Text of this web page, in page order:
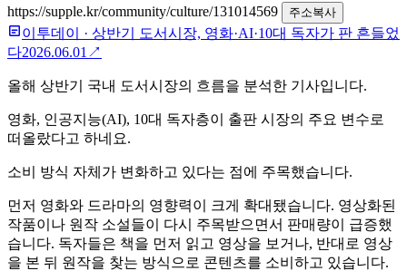
https://supple.kr/community/culture/131014569
주소복사
이투데이 · 상반기 도서시장, 영화·AI·10대 독자가 판 흔들었
다2026.06.01 ↗
올해 상반기 국내 도서시장의 흐름을 분석한 기사입니다.
영화, 인공지능(AI), 10대 독자층이 출판 시장의 주요 변수로
떠올랐다고 하네요.
소비 방식 자체가 변화하고 있다는 점에 주목했습니다.
먼저 영화와 드라마의 영향력이 크게 확대됐습니다. 영상화된
작품이나 원작 소설들이 다시 주목받으면서 판매량이 급증했
습니다. 독자들은 책을 먼저 읽고 영상을 보거나, 반대로 영상
을 본 뒤 원작을 찾는 방식으로 콘텐츠를 소비하고 있습니다.